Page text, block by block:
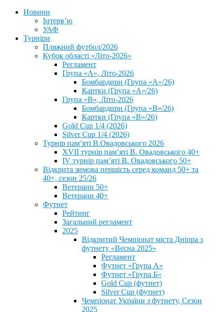
Новини
Інтерв’ю
УАФ
Турніри
Пляжний футбол/2026
Кубок області «Літо-2026»
Регламент
Група «А», Літо-2026
Бомбардири (Група «А»/26)
Картки (Група «А»/26)
Група «В», Літо-2026
Бомбардири (Група «В»/26)
Картки (Група «В»/26)
Gold Cup 1/4 (2026)
Silver Cup 1/4 (2026)
Турнір пам’яті В.Овадовського 2026
XVII турнір пам’яті В. Овадовського 40+
IV турнір пам’яті В. Овадовського 50+
Відкрита зимова першість серед команд 50+ та
40+, сезон 25/26
Ветерани 50+
Ветерани 40+
Футнет
Рейтинг
Загальний регламент
2025
Відкритий Чемпіонат міста Дніпра з
футнету «Весна 2025»
Регламент
Футнет «Група А»
Футнет «Група Б»
Gold Cup (футнет)
Silver Cup (футнет)
Чемпіонат України з футнету, Сезон
2025